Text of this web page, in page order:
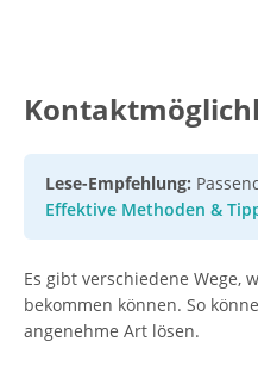
Lese-Empfehlung:
Effektive Methoden &
Es gibt verschiedene Wege,
bekommen können. So
angenehme Art lösen.